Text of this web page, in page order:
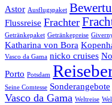
Astor Ausflugspaket
Flussreise Frachter
Getränkepaket Getränkepreise
Katharina von Bora
Vasco da Gama nicko cruises
Porto Potsdam
Seine Comtesse Sonderangebote
Vasco da Gama Weltreise